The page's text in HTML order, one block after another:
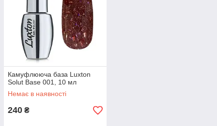
Камуфлююча база Luxton
Solut Base 001, 10 мл
Немає в наявності
240 ₴